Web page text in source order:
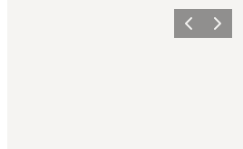
PrécédentSuivant